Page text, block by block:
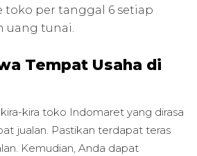
toko per tanggal 6 setiap
uang tunai.
Tempat Usaha di
kira toko Indomaret yang dirasa
jualan. Pastikan terdapat teras
Kemudian, Anda dapat